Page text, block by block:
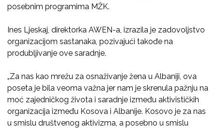
posebnim programima MŽK.
Ines Ljeskaj, direktorka AWEN-a, izrazila je zadovoljstvo
organizacijom sastanaka, pozivajući takođe na
produbljivanje ove saradnje.
„Za nas kao mrežu za osnaživanje žena u Albaniji, ova
poseta je bila veoma važna jer nam je skrenula pažnju na
moć zajedničkog života i saradnje između aktivističkih
organizacija između Kosova i Albanije. Kosovo je za nas
u smislu društvenog aktivizma, a posebno u smislu